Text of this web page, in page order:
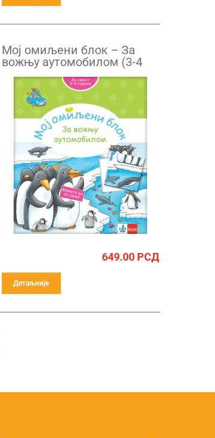
Mој омиљени блок – За
вожњу аутомобилом (3-4
године)
649.00РСД
Детаљније